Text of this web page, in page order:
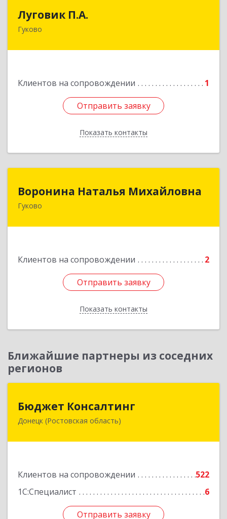
Луговик П.А.
Гуково
Клиентов на сопровождении 1
Отправить заявку
Показать контакты
Отправить заявку
Назад
Воронина Наталья Михайловна
Гуково
Клиентов на сопровождении 2
Отправить заявку
Показать контакты
Воронина Наталья Михайловна
Отправить заявку
Назад
Ближайшие партнеры из соседних
регионов
Бюджет Консалтинг
Донецк (Ростовская область)
Клиентов на сопровождении
522
1С:Специалист
6
Отправить заявку
346338, Ростовская обл, г.о. Город Донецк,
Отправить заявку